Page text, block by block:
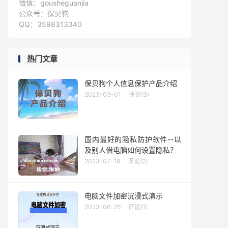
微信：gousheguanjia
公众号：保贝狗
QQ：3598313340
热门文章
保贝狗个人信息保护产品介绍
2023-03-01 评论(3)
国内最好的隐私防护软件--以
及别人借电脑如何设置隐私？
2023-07-19 评论(2)
电脑文件加密沉浸式演示
2023-06-26 评论(1)